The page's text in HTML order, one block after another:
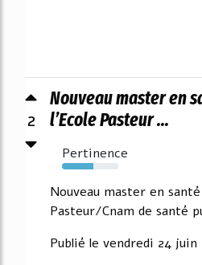
2
Nouveau master en
l’Ecole Pasteur ...
Pertinence
56%
Nouveau master en
Pasteur/Cnam de santé
Publié le vendredi 24 juin